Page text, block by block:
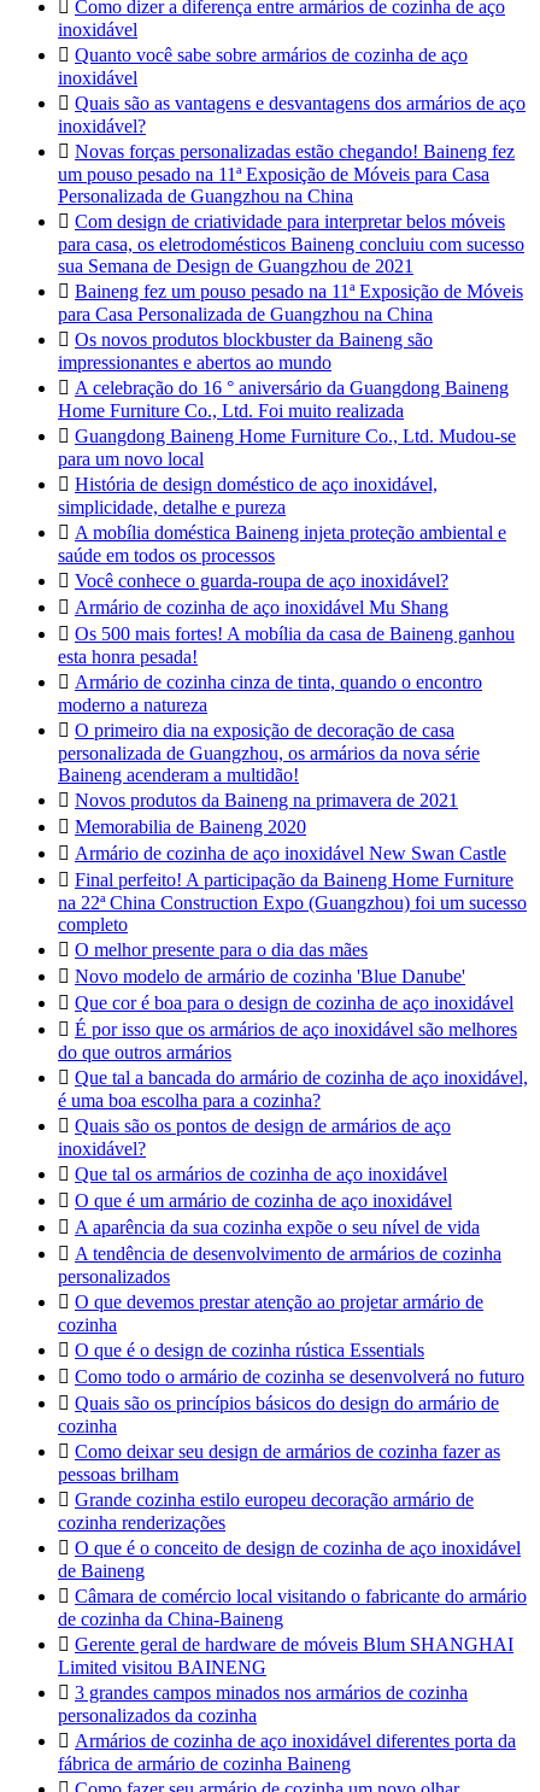
Como dizer a diferença entre armários de cozinha de aço
inoxidável
 Quanto você sabe sobre armários de cozinha de aço
inoxidável
 Quais são as vantagens e desvantagens dos armários de aço
inoxidável?
 Novas forças personalizadas estão chegando! Baineng fez
um pouso pesado na 11ª Exposição de Móveis para Casa
Personalizada de Guangzhou na China
 Com design de criatividade para interpretar belos móveis
para casa, os eletrodomésticos Baineng concluiu com sucesso
sua Semana de Design de Guangzhou de 2021
 Baineng fez um pouso pesado na 11ª Exposição de Móveis
para Casa Personalizada de Guangzhou na China
 Os novos produtos blockbuster da Baineng são
impressionantes e abertos ao mundo
 A celebração do 16 ° aniversário da Guangdong Baineng
Home Furniture Co., Ltd. Foi muito realizada
 Guangdong Baineng Home Furniture Co., Ltd. Mudou-se
para um novo local
 História de design doméstico de aço inoxidável,
simplicidade, detalhe e pureza
 A mobília doméstica Baineng injeta proteção ambiental e
saúde em todos os processos
 Você conhece o guarda-roupa de aço inoxidável?
 Armário de cozinha de aço inoxidável Mu Shang
 Os 500 mais fortes! A mobília da casa de Baineng ganhou
esta honra pesada!
 Armário de cozinha cinza de tinta, quando o encontro
moderno a natureza
 O primeiro dia na exposição de decoração de casa
personalizada de Guangzhou, os armários da nova série
Baineng acenderam a multidão!
 Novos produtos da Baineng na primavera de 2021
 Memorabilia de Baineng 2020
 Armário de cozinha de aço inoxidável New Swan Castle
 Final perfeito! A participação da Baineng Home Furniture
na 22ª China Construction Expo (Guangzhou) foi um sucesso
completo
 O melhor presente para o dia das mães
 Novo modelo de armário de cozinha 'Blue Danube'
 Que cor é boa para o design de cozinha de aço inoxidável
 É por isso que os armários de aço inoxidável são melhores
do que outros armários
 Que tal a bancada do armário de cozinha de aço inoxidável,
é uma boa escolha para a cozinha?
 Quais são os pontos de design de armários de aço
inoxidável?
 Que tal os armários de cozinha de aço inoxidável
 O que é um armário de cozinha de aço inoxidável
 A aparência da sua cozinha expõe o seu nível de vida
 A tendência de desenvolvimento de armários de cozinha
personalizados
 O que devemos prestar atenção ao projetar armário de
cozinha
 O que é o design de cozinha rústica Essentials
 Como todo o armário de cozinha se desenvolverá no futuro
 Quais são os princípios básicos do design do armário de
cozinha
 Como deixar seu design de armários de cozinha fazer as
pessoas brilham
 Grande cozinha estilo europeu decoração armário de
cozinha renderizações
 O que é o conceito de design de cozinha de aço inoxidável
de Baineng
 Câmara de comércio local visitando o fabricante do armário
de cozinha da China-Baineng
 Gerente geral de hardware de móveis Blum SHANGHAI
Limited visitou BAINENG
 3 grandes campos minados nos armários de cozinha
personalizados da cozinha
 Armários de cozinha de aço inoxidável diferentes porta da
fábrica de armário de cozinha Baineng